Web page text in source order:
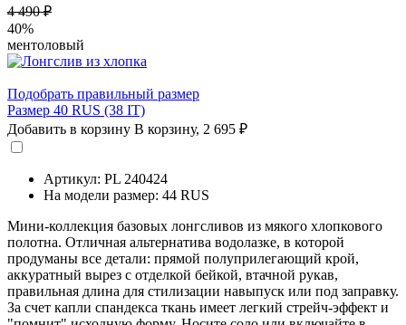
4 490 ₽
40%
ментоловый
Подобрать правильный размер
Размер 40 RUS (38 IT)
Добавить в корзину В корзину, 2 695 ₽
Артикул: PL 240424
На модели размер: 44 RUS
Мини-коллекция базовых лонгсливов из мякого хлопкового
полотна. Отличная альтернатива водолазке, в которой
продуманы все детали: прямой полуприлегающий крой,
аккуратный вырез с отделкой бейкой, втачной рукав,
правильная длина для стилизации навыпуск или под заправку.
За счет капли спандекса ткань имеет легкий стрейч-эффект и